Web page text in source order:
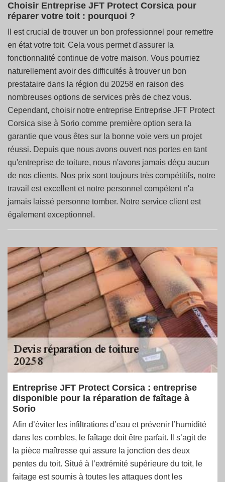
Choisir Entreprise JFT Protect Corsica pour
réparer votre toit : pourquoi ?
Il est crucial de trouver un bon professionnel pour remettre
en état votre toit. Cela vous permet d'assurer la
fonctionnalité continue de votre maison. Vous pourriez
naturellement avoir des difficultés à trouver un bon
prestataire dans la région du 20258 en raison des
nombreuses options de services près de chez vous.
Cependant, choisir notre entreprise Entreprise JFT Protect
Corsica sise à Sorio comme première option sera la
garantie que vous êtes sur la bonne voie vers un projet
réussi. Depuis que nous avons ouvert nos portes en tant
qu'entreprise de toiture, nous n'avons jamais déçu aucun
de nos clients. Nos prix sont toujours très compétitifs, notre
travail est excellent et notre personnel compétent n'a
jamais laissé personne tomber. Notre service client est
également exceptionnel.
Entreprise JFT Protect Corsica : entreprise
disponible pour la réparation de faîtage à
Sorio
Afin d’éviter les infiltrations d’eau et prévenir l’humidité
dans les combles, le faîtage doit être parfait. Il s’agit de
la pièce maîtresse qui assure la jonction des deux
pentes du toit. Situé à l’extrémité supérieure du toit, le
faitage est soumis à toutes les attaques dont les